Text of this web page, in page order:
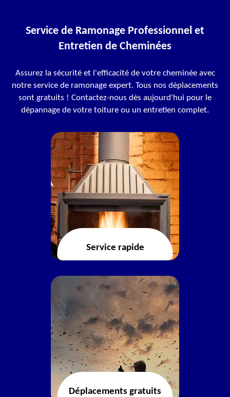
Service de Ramonage Professionnel et
Entretien de Cheminées
Assurez la sécurité et l'efficacité de votre cheminée avec
notre service de ramonage expert. Tous nos déplacements
sont gratuits ! Contactez-nous dès aujourd'hui pour le
dépannage de votre toiture ou un entretien complet.
Service rapide
Déplacements gratuits